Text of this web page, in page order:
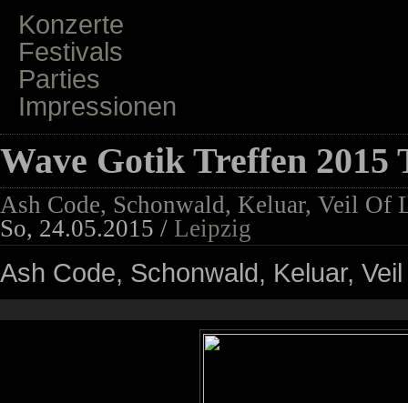
Konzerte
Festivals
Parties
Impressionen
Wave Gotik Treffen 2015
Ash Code, Schonwald, Keluar, Veil Of
So, 24.05.2015 / Leipzig
Ash Code, Schonwald, Keluar,